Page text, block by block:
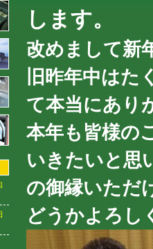
します。
改めまして新
旧昨年中は
て本当にあり
本年も皆様の
いきたいと思
の御縁いただ
どうかよろし